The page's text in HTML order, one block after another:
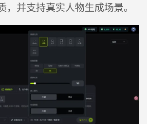
，并支持真实人物生成场景。